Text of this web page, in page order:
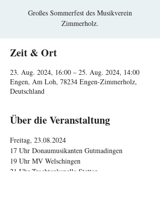
Großes Sommerfest des Musikverein
Zimmerholz.
Zeit & Ort
23. Aug. 2024, 16:00 – 25. Aug. 2024, 14:00
Engen, Am Loh, 78234 Engen-Zimmerholz,
Deutschland
Über die Veranstaltung
Freitag, 23.08.2024
17 Uhr Donaumusikanten Gutmadingen
19 Uhr MV Welschingen
21 Uhr Trachtenkapelle Stetten